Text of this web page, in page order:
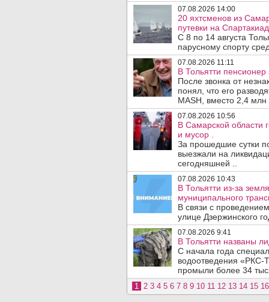
07.08.2026 14:00
20 яхтсменов из
путевки на
С 8 по 14 августа
парусному спорту
07.08.2026 11:11
В Тольятти
После звонка от
понял, что его
MASH, вместо 2,4 млн
07.08.2026 10:56
В Самарской области
и мусор .
За прошедшие сутки
выезжали на
сегодняшней ..
07.08.2026 10:43
В Тольятти из-за
муниципального
В связи с
улице Дзержинского
07.08.2026 9:41
В Тольятти названы
С начала года
водоотведения «РКС-
промыли более 34
1 2 3 4 5 6 7 8 9 10 11 12 13 14 15 16